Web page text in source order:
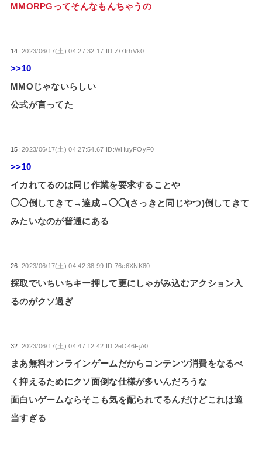
MMORPGってそんなもんちゃうの
14:2023/06/17(土) 04:27:32.17 ID:Z/7frhVk0
>>10
MMOじゃないらしい
公式が言ってた
15:2023/06/17(土) 04:27:54.67 ID:WHuyFOyF0
>>10
イカれてるのは同じ作業を要求することや
◯◯倒してきて→達成→◯◯(さっきと同じやつ)倒してきて
みたいなのが普通にある
26:2023/06/17(土) 04:42:38.99 ID:76e6XNK80
採取でいちいちキー押して更にしゃがみ込むアクション入
るのがクソ過ぎ
32:2023/06/17(土) 04:47:12.42 ID:2eO46FjA0
まあ無料オンラインゲームだからコンテンツ消費をなるべ
く抑えるためにクソ面倒な仕様が多いんだろうな
面白いゲームならそこも気を配られてるんだけどこれは適
当すぎる